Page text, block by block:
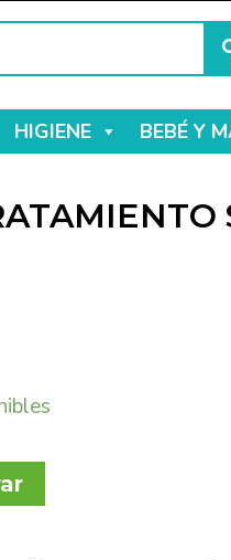
HIGIENE BEBÉ Y